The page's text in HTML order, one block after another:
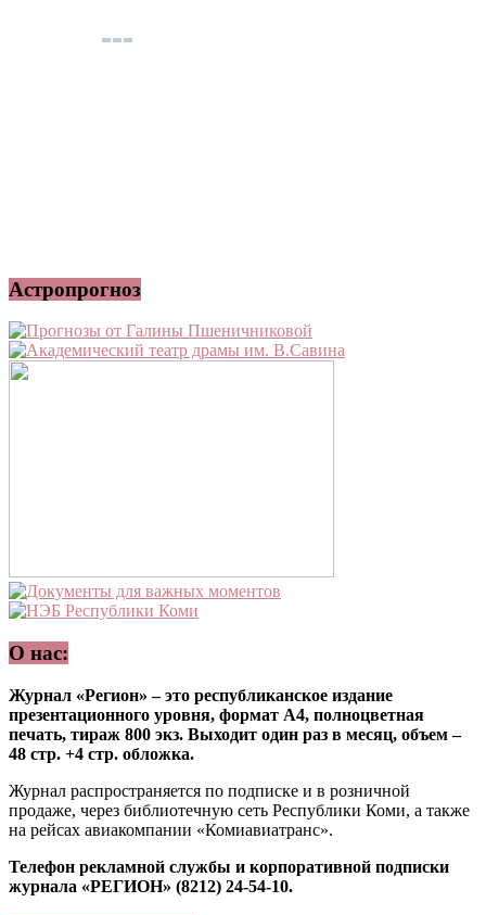
Астропрогноз
О нас:
Журнал «Регион» – это республиканское издание
презентационного уровня, формат А4, полноцветная
печать, тираж 800 экз. Выходит один раз в месяц, объем –
48 стр. +4 стр. обложка.
Журнал распространяется по подписке и в розничной
продаже, через библиотечную сеть Республики Коми, а также
на рейсах авиакомпании «Комиавиатранс».
Телефон рекламной службы и корпоративной подписки
журнала «РЕГИОН» (8212) 24-54-10.